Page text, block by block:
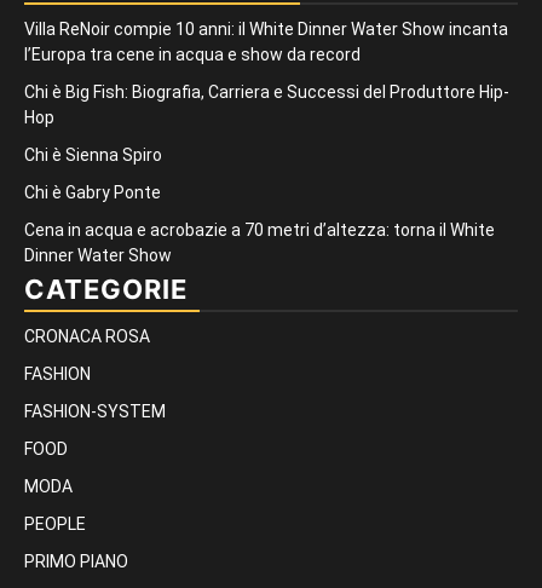
Villa ReNoir compie 10 anni: il White Dinner Water Show incanta
l’Europa tra cene in acqua e show da record
Chi è Big Fish: Biografia, Carriera e Successi del Produttore Hip-
Hop
Chi è Sienna Spiro
Chi è Gabry Ponte
Cena in acqua e acrobazie a 70 metri d’altezza: torna il White
Dinner Water Show
CATEGORIE
CRONACA ROSA
FASHION
FASHION-SYSTEM
FOOD
MODA
PEOPLE
PRIMO PIANO